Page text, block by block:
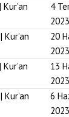
4
2023
20
2023
13
2023
6
2023